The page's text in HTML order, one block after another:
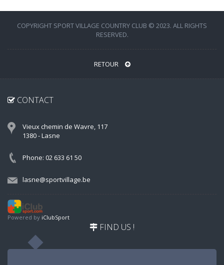
COPYRIGHT SPORT VILLAGE COUNTRY CLUB © 2023. ALL RIGHTS
RESERVED.
RETOUR
CONTACT
Vieux chemin de Wavre, 117
1380 - Lasne
Phone: 02 633 61 50
lasne@sportvillage.be
Powered by iClubSport
FIND US !